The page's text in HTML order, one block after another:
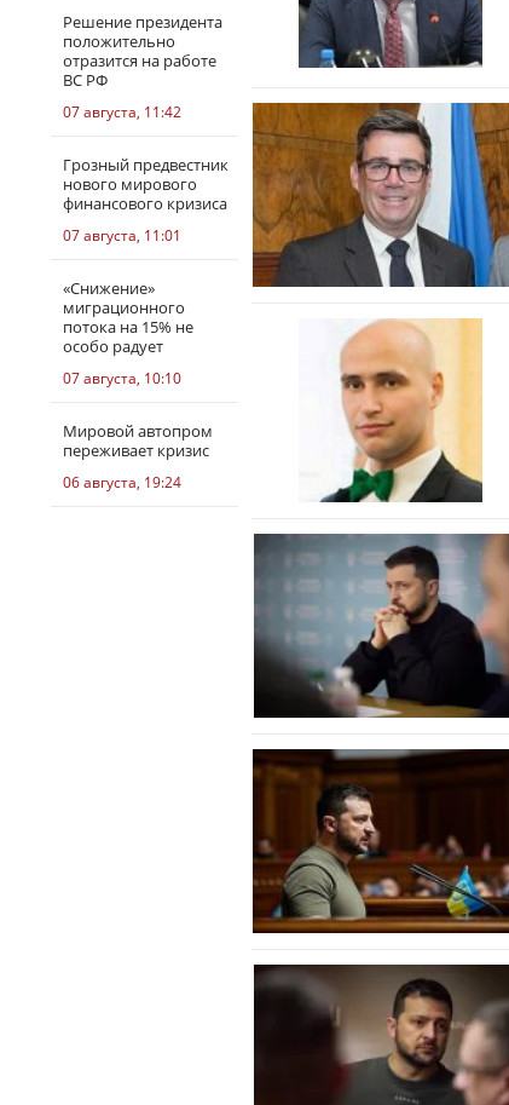
Решение президента
положительно
отразится на работе
ВС РФ
07 августа, 11:42
Грозный предвестник
нового мирового
финансового кризиса
07 августа, 11:01
«Снижение»
миграционного
потока на 15% не
особо радует
07 августа, 10:10
Мировой автопром
переживает кризис
06 августа, 19:24